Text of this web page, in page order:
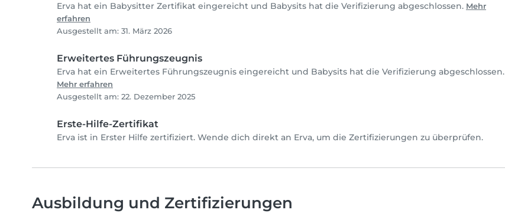
Erva hat ein Babysitter Zertifikat eingereicht und Babysits hat die Verifizierung abgeschlossen. Mehr
erfahren
Ausgestellt am: 31. März 2026
Erweitertes Führungszeugnis
Erva hat ein Erweitertes Führungszeugnis eingereicht und Babysits hat die Verifizierung abgeschlossen.
Mehr erfahren
Ausgestellt am: 22. Dezember 2025
Erste-Hilfe-Zertifikat
Erva ist in Erster Hilfe zertifiziert. Wende dich direkt an Erva, um die Zertifizierungen zu überprüfen.
Ausbildung und Zertifizierungen